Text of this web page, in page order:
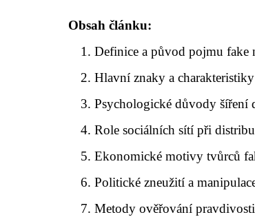
Obsah článku:
Definice a původ pojmu fake
Hlavní znaky a
Psychologické důvody šíření
Role sociálních sítí při
Ekonomické motivy tvůrců
Politické zneužití a
Metody ověřování